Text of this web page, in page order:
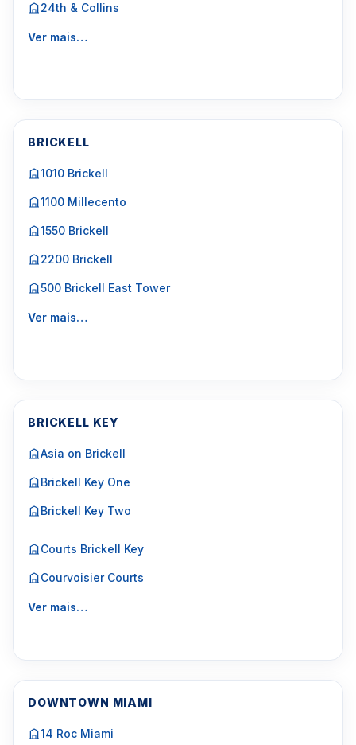
24th & Collins
Ver mais…
BRICKELL
1010 Brickell
1100 Millecento
1550 Brickell
2200 Brickell
500 Brickell East Tower
Ver mais…
BRICKELL KEY
Asia on Brickell
Brickell Key One
Brickell Key Two
Courts Brickell Key
Courvoisier Courts
Ver mais…
DOWNTOWN MIAMI
14 Roc Miami